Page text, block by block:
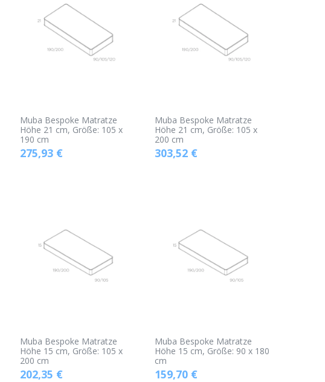
Muba Bespoke Matratze
Höhe 21 cm, Größe: 105 x
190 cm
275,93 €
Muba Bespoke Matratze
Höhe 21 cm, Größe: 105 x
200 cm
303,52 €
Muba Bespoke Matratze
Höhe 15 cm, Größe: 105 x
200 cm
202,35 €
Muba Bespoke Matratze
Höhe 15 cm, Größe: 90 x 180
cm
159,70 €